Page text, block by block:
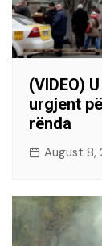
(VIDEO)
urgjent
rënda
August 8,